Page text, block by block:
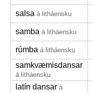
salsa á litháensku
samba á litháensku
rúmba á litháensku
samkvæmisdansar
á litháensku
latín dansar á